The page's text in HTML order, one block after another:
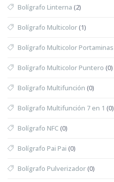
Bolígrafo Linterna (2)
Bolígrafo Multicolor(1)
Bolígrafo Multicolor Portaminas
Bolígrafo Multicolor Puntero (0)
Bolígrafo Multifunción (0)
Bolígrafo Multifunción 7 en 1 (0)
Bolígrafo NFC(0)
Bolígrafo Pai Pai (0)
Bolígrafo Pulverizador(0)